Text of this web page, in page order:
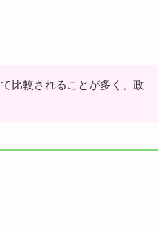
比較されることが多く、政